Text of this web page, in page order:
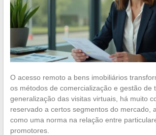
O acesso remoto a bens imobiliários
os métodos de comercialização e gestão de
generalização das visitas virtuais, há muito
reservado a certos segmentos do mercado,
como uma norma na relação entre
promotores.